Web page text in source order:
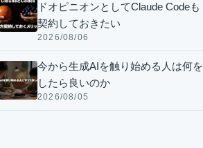
ドオピニオンとしてClaude Codeも
契約しておきたい
2026/08/06
今から生成AIを触り始める人は何を
したら良いのか
2026/08/05